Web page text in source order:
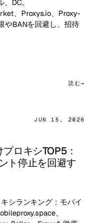
DC。
、Proxys.io、Proxy-
やBANを回避し、招待
読む
JUN 15, 2026
ロキシTOP5：
ト停止を回避す
シランキング：モバイ
、